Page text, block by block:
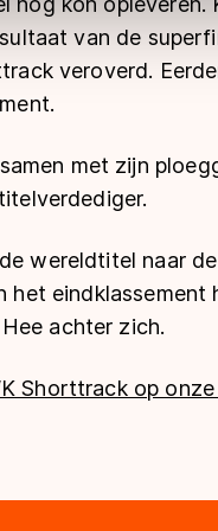
cookiebeleid.
van de
veroverd.
met zijn
wereldtitel naar
het
achter zich.
Shorttrack op